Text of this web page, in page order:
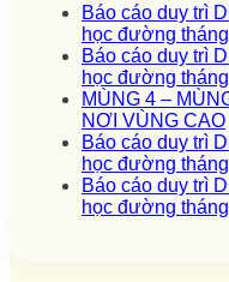
Báo cáo duy trì
học đường
Báo cáo duy trì
học đường
MÙNG 4 –
NƠI VÙNG CAO
Báo cáo duy trì
học đường
Báo cáo duy trì
học đường